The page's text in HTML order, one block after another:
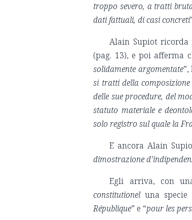
troppo severo, a tratti
dati fattuali, di casi concreti
Alain Supiot ricorda
(pag. 13), e poi afferma
solidamente argomentate
si tratti della composizione
delle sue procedure, del
statuto materiale e
solo registro sul quale la
E ancora Alain
dimostrazione
Egli arriva, con
constitutioneluna
République” e “pour les